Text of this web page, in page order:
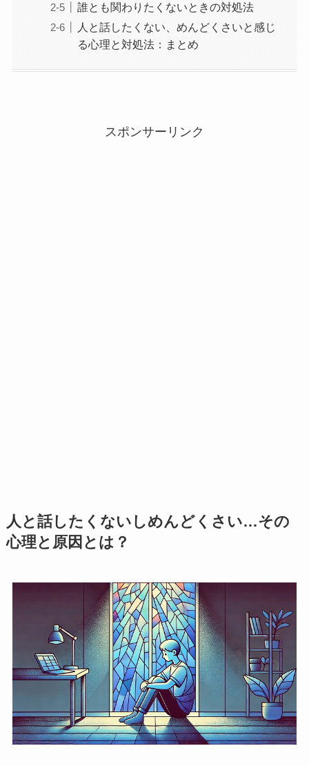
誰とも関わりたくないときの対処法
人と話したくない、めんどくさいと感じ
る心理と対処法：まとめ
スポンサーリンク
人と話したくないしめんどくさい…その
心理と原因とは？